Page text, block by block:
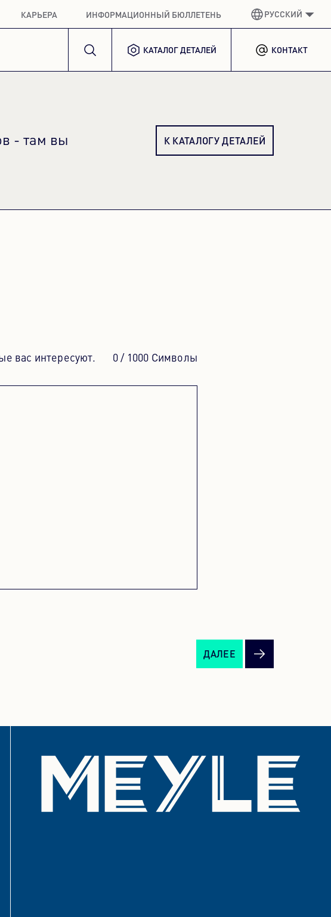
КАРЬЕРА ИНФОРМАЦИОННЫЙ БЮЛЛЕТЕНЬ РУССКИЙ
НЕМЕЦКИЙGERMAN
ИСПАНСКИЙSPANISH
ФРАНЦУЗСКИЙFRENCH
УКРАИНАUKRAINIAN
КАТАЛОГ ДЕТАЛЕЙ КОНТАКТ
- там вы
К КАТАЛОГУ ДЕТАЛЕЙ
вас интересуют. 0 / 1000 Символы
ДАЛЕЕ